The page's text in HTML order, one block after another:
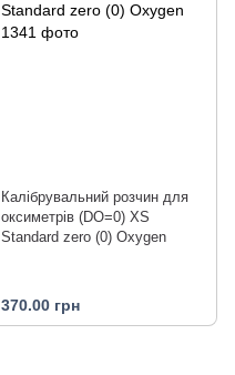
Калібрувальний розчин для
оксиметрів (DO=0) XS
Standard zero (0) Oxygen
370.00 грн